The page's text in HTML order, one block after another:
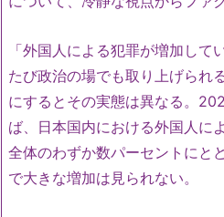
「外国人による犯罪が増加して
たび政治の場でも取り上げられ
にするとその実態は異なる。
ば、日本国内における外国人に
全体のわずか数パーセントにと
で大きな増加は見られない。